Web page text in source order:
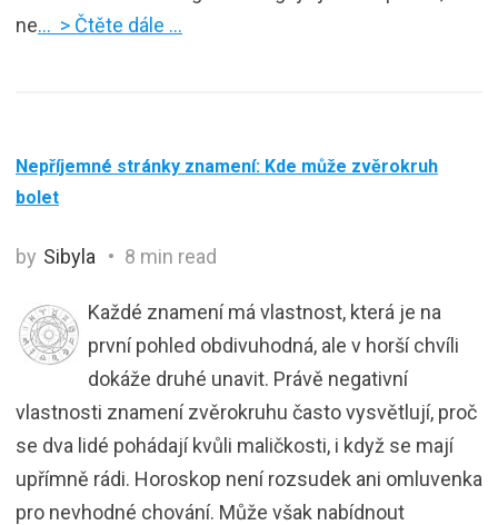
ne… > Čtěte dále …
Nepříjemné stránky znamení: Kde může zvěrokruh
bolet
by Sibyla 8 min read
Každé znamení má vlastnost, která je na
první pohled obdivuhodná, ale v horší chvíli
dokáže druhé unavit. Právě negativní
vlastnosti znamení zvěrokruhu často vysvětlují, proč
se dva lidé pohádají kvůli maličkosti, i když se mají
upřímně rádi. Horoskop není rozsudek ani omluvenka
pro nevhodné chování. Může však nabídnout